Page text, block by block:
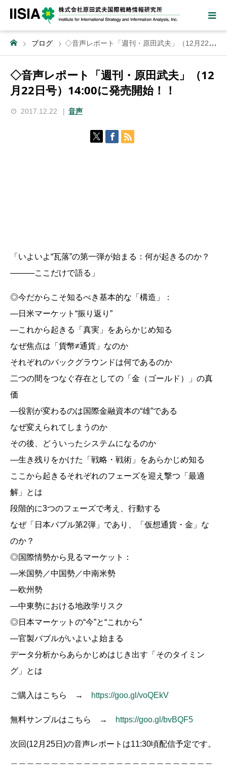
ブログ ◇音声レポート「週刊・原田武夫」（12月22日号）14:00に発売開始！！
◇音声レポート「週刊・原田武夫」（12
月22日号）14:00に発売開始！！
2017.12.22 音声
「いよいよ“瓦落”の第一弾が始まる：何が起きるのか？
―――ここだけで語る」
◎今だからこそ知るべき基本的な「構造」：
―日米マーケット“振り返り”
―これから起きる「真実」をあらかじめ知る
なぜ焦点は「貨幣≠通貨」なのか
それぞれのバックグラウンドは何であるのか
二つの間をつなぐ存在としての「金（ゴールド）」の真
価
―役割が変わるのは国際金融資本の“雄”である
なぜ変えられてしまうのか
その後、どういったシステムになるのか
―生き残りをかけた「戦略・戦術」をあらかじめ知る
ここから起きるそれぞれのフェーズを迎え撃つ「最適
解」とは
段階的に3つのフェーズで考え、行動する
なぜ「日本バブル第2弾」であり、「仮想通貨・金」な
のか？
◎国際情勢から見るマーケット：
―米国勢／中国勢／中南米勢
―欧州勢
―中東勢における地政学リスク
◎日本マーケットの“今”と“これから”
―官製バブルがいよいよ始まる
データ分析からあらかじめはじき出す「そのタイミン
グ」とは
ご購入はこちら → https://goo.gl/voQEkV
無料サンプルはこちら → https://goo.gl/bvBQF5
次回(12月25日)の音声レポートは11:30頃配信予定です。